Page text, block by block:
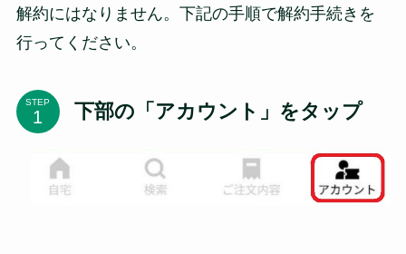
解約にはなりません。下記の手順で解約手続きを
行ってください。
STEP 下部の「アカウント」をタップ